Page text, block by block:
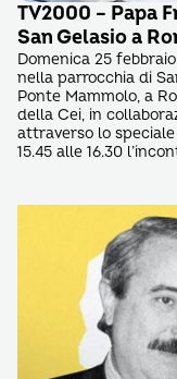
TV2000 – Papa
San Gelasio a
Domenica 25
nella parrocchia di
Ponte Mammolo, a
della Cei, in
attraverso lo
15.45 alle 16.30